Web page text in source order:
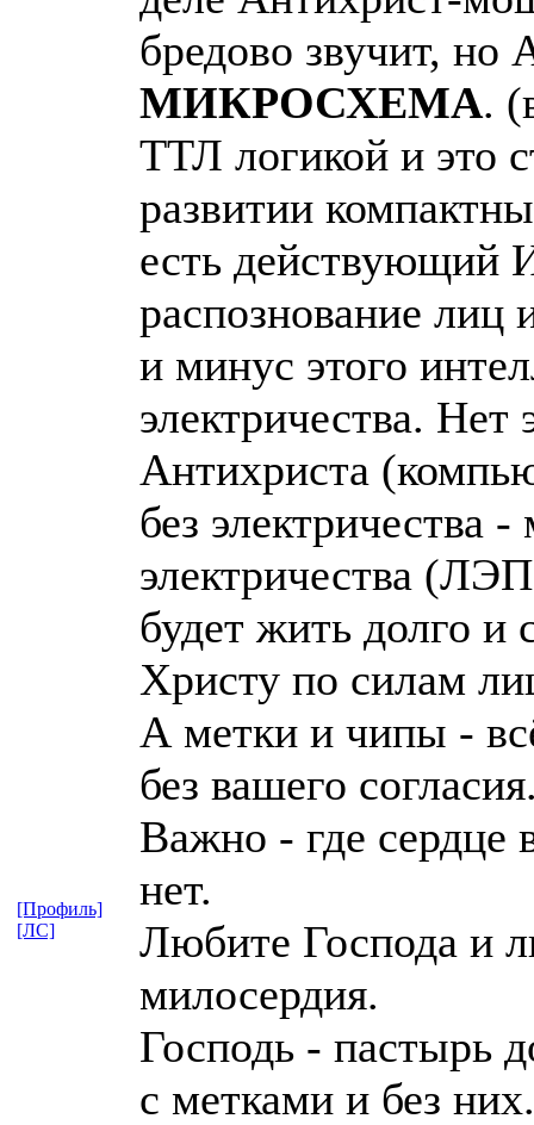
бредово звучит,
МИКРОСХЕМА.
ТТЛ логикой и это
развитии
есть действующий
распознование лиц
и минус этого
электричества. Нет
Антихриста
без электричества
электричества
будет жить долго и
Христу по силам
А метки и чипы -
без вашего
Важно - где сердце
нет.
Любите Господа и
милосердия.
Господь - пастырь
с метками и без них.
[Профиль]
[ЛС]